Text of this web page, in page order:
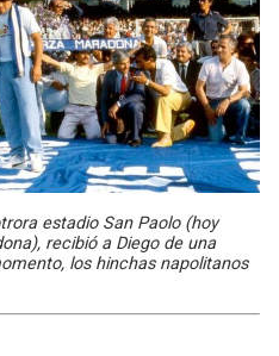
estadio San Paolo (hoy
recibió a Diego de una
los hinchas napolitanos